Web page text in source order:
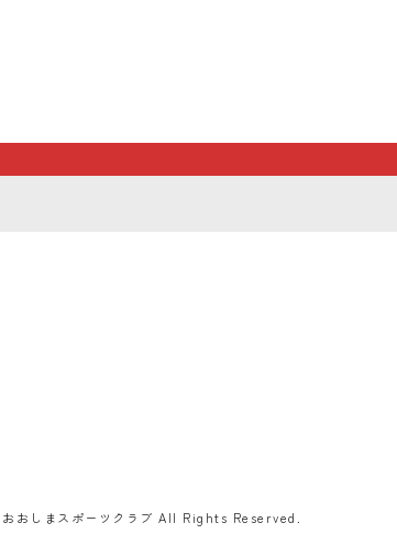
おしまスポーツクラブ All Rights Reserved.